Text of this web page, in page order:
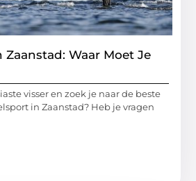
Waar Moet Je
visser en zoek je naar de beste
in Zaanstad? Heb je vragen